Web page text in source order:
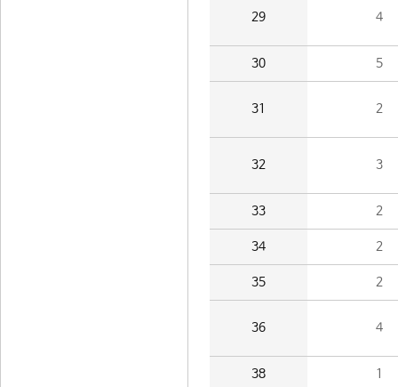
29 4
30 5
31 2
32 3
33 2
34 2
35 2
36 4
38 1